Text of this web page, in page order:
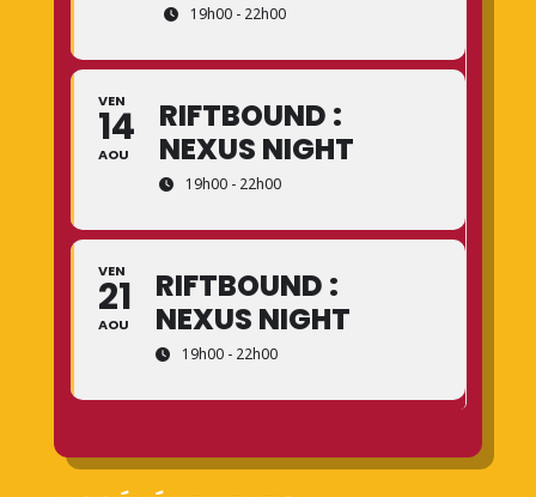
19h00 - 22h00
VEN
14
AOU
RIFTBOUND :
NEXUS NIGHT
19h00 - 22h00
VEN
21
AOU
RIFTBOUND :
NEXUS NIGHT
19h00 - 22h00